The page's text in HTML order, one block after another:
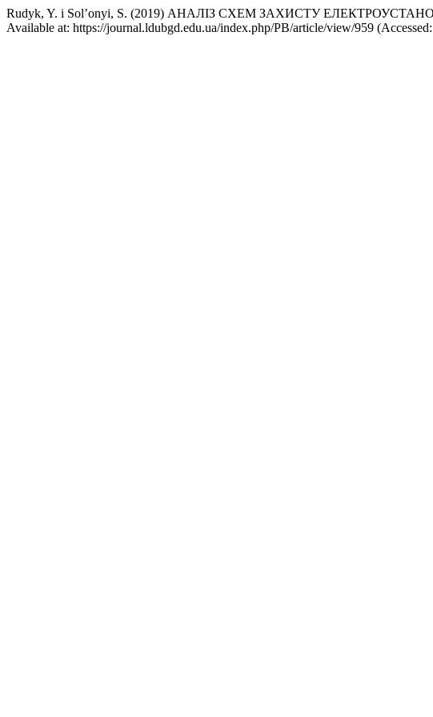
Rudyk, Y. і Sol’onyi, S. (2019) АНАЛІЗ СХЕМ ЗАХИСТУ
Available at: https://journal.ldubgd.edu.ua/index.php/PB/article/view/959